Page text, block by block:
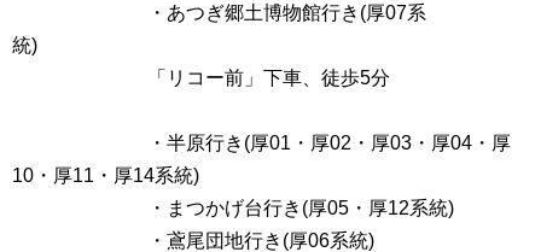
・あつぎ郷土博物館行き(厚07系
統)
「リコー前」下車、徒歩5分
・半原行き(厚01・厚02・厚03・厚04・厚
10・厚11・厚14系統)
・まつかげ台行き(厚05・厚12系統)
・鳶尾団地行き(厚06系統)